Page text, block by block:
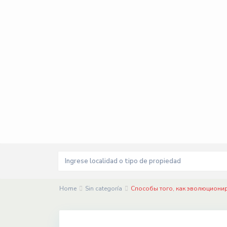
Home Sin categoría Способы того, как